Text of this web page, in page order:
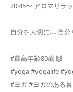
20:45〜 アロマリラ
自分を大切に…. 自
#最高年齢80歳 🙌
#yoga #yogalife
#ヨガ #ヨガのある